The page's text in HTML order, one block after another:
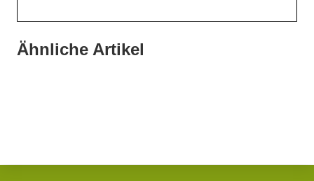
Ähnliche Artikel
21. Juli 2026
20. Juli 2026